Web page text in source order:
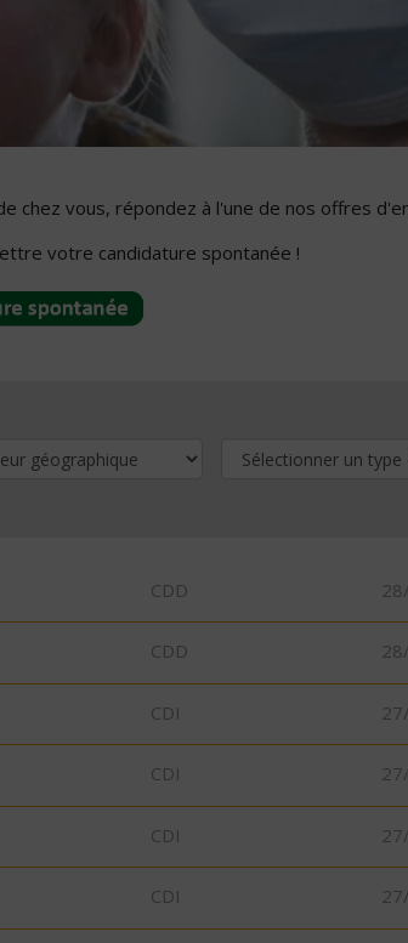
chez vous, répondez à l'une de nos offres
votre candidature spontanée !
CDD
CDD
CDI
CDI
CDI
CDI